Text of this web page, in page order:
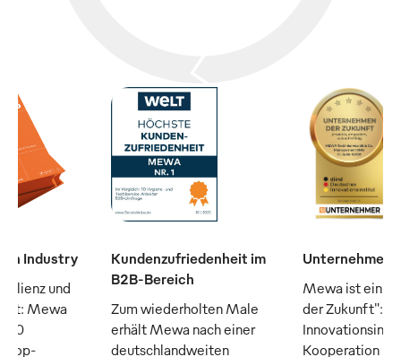
Industry
und
Mewa
50
Top-
Kundenzufriedenheit im
B2B-Bereich
Zum wiederholten Male
erhält Mewa nach einer
deutschlandweiten
Unternehmen
Mewa ist ein
der Zukunft":
Kooperation